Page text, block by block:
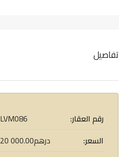
تفاصيل
رقم العقار:
LVM086
السعر:
20 000.00درهم